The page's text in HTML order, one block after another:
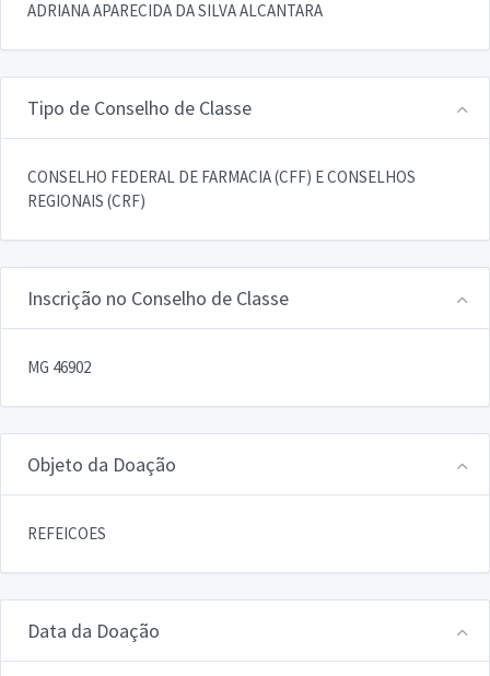
ADRIANA APARECIDA DA SILVA ALCANTARA
Tipo de Conselho de Classe
CONSELHO FEDERAL DE FARMACIA (CFF) E CONSELHOS
REGIONAIS (CRF)
Inscrição no Conselho de Classe
MG 46902
Objeto da Doação
REFEICOES
Data da Doação